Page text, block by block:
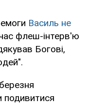
Василь не
флеш-інтерв'ю
Богові,
подивитися